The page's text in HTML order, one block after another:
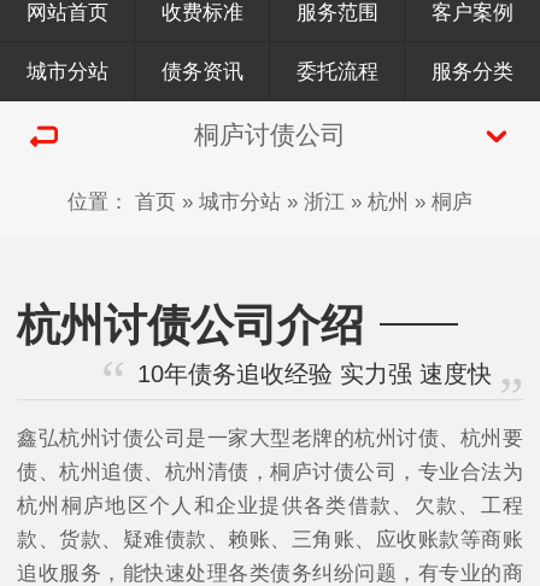
网站首页 收费标准 服务范围 客户案例
城市分站 债务资讯 委托流程 服务分类
桐庐讨债公司
位置： 首页 » 城市分站 » 浙江 » 杭州 » 桐庐
杭州讨债公司介绍
10年债务追收经验 实力强 速度快
鑫弘杭州讨债公司是一家大型老牌的杭州讨债、杭州要
债、杭州追债、杭州清债，桐庐讨债公司，专业合法为
杭州桐庐地区个人和企业提供各类借款、欠款、工程
款、货款、疑难债款、赖账、三角账、应收账款等商账
追收服务，能快速处理各类债务纠纷问题，有专业的商